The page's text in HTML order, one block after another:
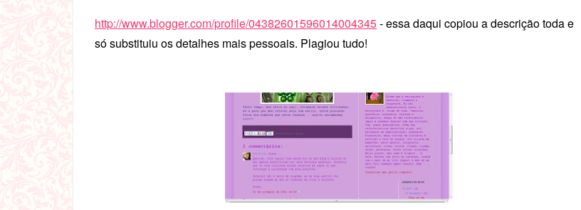
http://www.blogger.com/profile/04382601596014004345- essa daqui copiou a descrição toda e
só substituiu os detalhes mais pessoais. Plagiou tudo!